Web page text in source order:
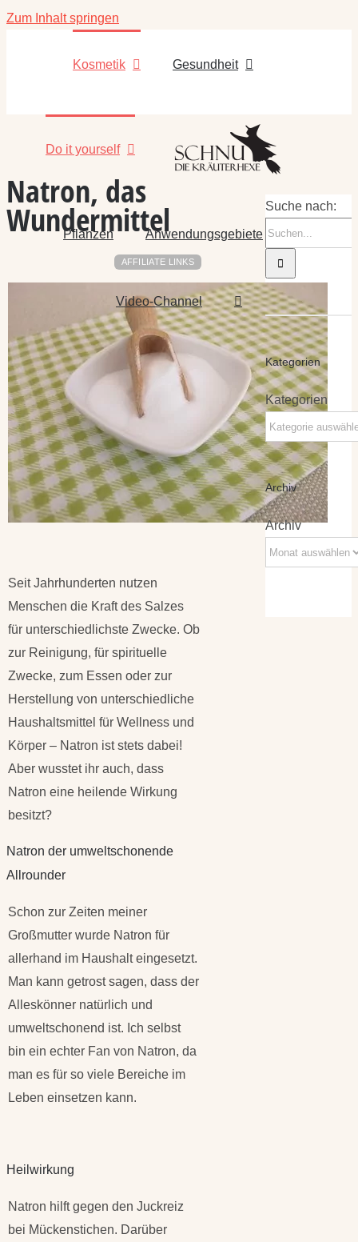
Zum Inhalt springen
Kosmetik Gesundheit
Do it yourself
Pflanzen Anwendungsgebiete
Video-Channel
Natron, das
Wundermittel
AFFILIATE LINKS
Seit Jahrhunderten nutzen
Menschen die Kraft des Salzes
für unterschiedlichste Zwecke. Ob
zur Reinigung, für spirituelle
Zwecke, zum Essen oder zur
Herstellung von unterschiedliche
Haushaltsmittel für Wellness und
Körper – Natron ist stets dabei!
Aber wusstet ihr auch, dass
Natron eine heilende Wirkung
besitzt?
Natron der umweltschonende
Allrounder
Schon zur Zeiten meiner
Großmutter wurde Natron für
allerhand im Haushalt eingesetzt.
Man kann getrost sagen, dass der
Alleskönner natürlich und
umweltschonend ist. Ich selbst
bin ein echter Fan von Natron, da
man es für so viele Bereiche im
Leben einsetzen kann.
Heilwirkung
Natron hilft gegen den Juckreiz
bei Mückenstichen. Darüber
Suche nach:
Kategorien
Kategorien
Archiv
Archiv